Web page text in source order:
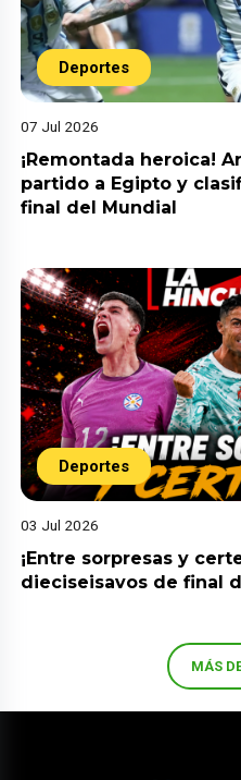
Deportes
07 Jul 2026
¡Remontada heroica!
partido a Egipto y
final del Mundial
Deportes
03 Jul 2026
¡Entre sorpresas y
dieciseisavos de final
MÁS